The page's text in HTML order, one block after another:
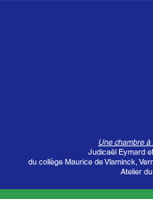
Une chambre à
Judicaël Eymard
du collège Maurice de Vlaminck,
Atelier